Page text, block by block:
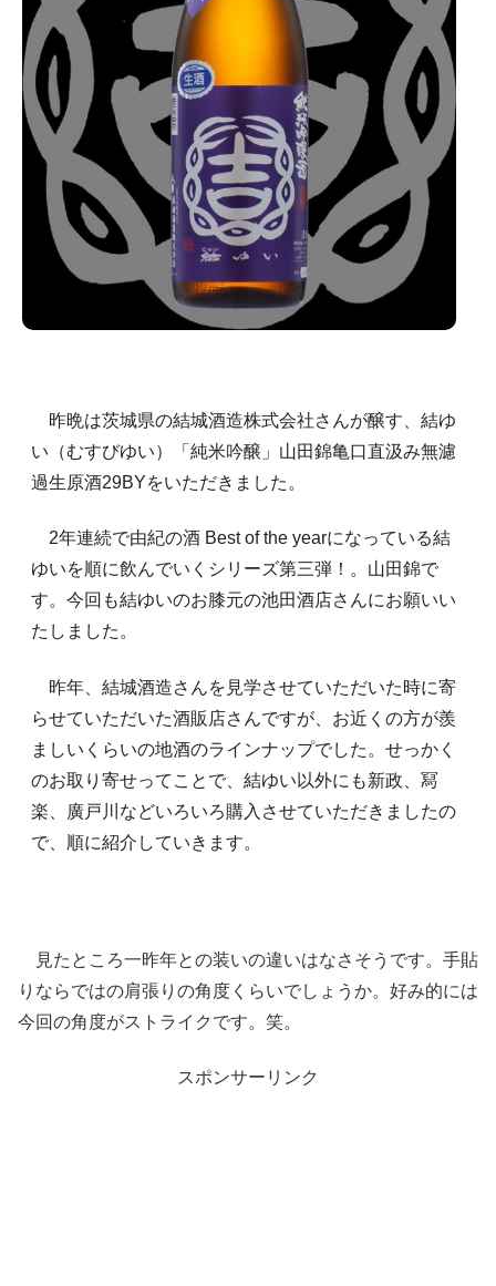
昨晩は茨城県の結城酒造株式会社さんが醸す、結ゆ
い（むすびゆい）「純米吟醸」山田錦亀口直汲み無濾
過生原酒29BYをいただきました。
2年連続で由紀の酒 Best of the yearになっている結
ゆいを順に飲んでいくシリーズ第三弾！。山田錦で
す。今回も結ゆいのお膝元の池田酒店さんにお願いい
たしました。
昨年、結城酒造さんを見学させていただいた時に寄
らせていただいた酒販店さんですが、お近くの方が羨
ましいくらいの地酒のラインナップでした。せっかく
のお取り寄せってことで、結ゆい以外にも新政、冩
楽、廣戸川などいろいろ購入させていただきましたの
で、順に紹介していきます。
見たところ一昨年との装いの違いはなさそうです。手貼
りならではの肩張りの角度くらいでしょうか。好み的には
今回の角度がストライクです。笑。
スポンサーリンク